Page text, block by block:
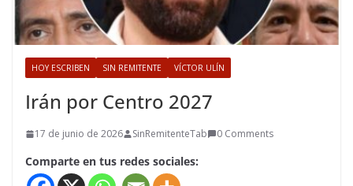
HOY ESCRIBEN SIN REMITENTE VÍCTOR ULÍN
Irán por Centro 2027
17 de junio de 2026 SinRemitenteTab 0 Comments
Comparte en tus redes sociales: